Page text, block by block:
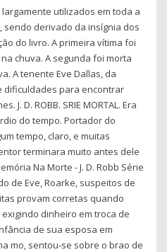
utilizados em toda a
derivado da insígnia dos
do livro. A primeira vítima foi
chuva. A segunda foi morta
A tenente Eve Dallas, da
dificuldades para encontrar
J. D. ROBB. SRIE MORTAL. Era
do tempo. Portador do
tempo, claro, e muitas
terminara muito antes dele
Na Morte - J. D. Robb Série
de Eve, Roarke, suspeitos de
provam corretas quando
dinheiro em troca de
de sua esposa em
mo, sentou-se sobre o brao de